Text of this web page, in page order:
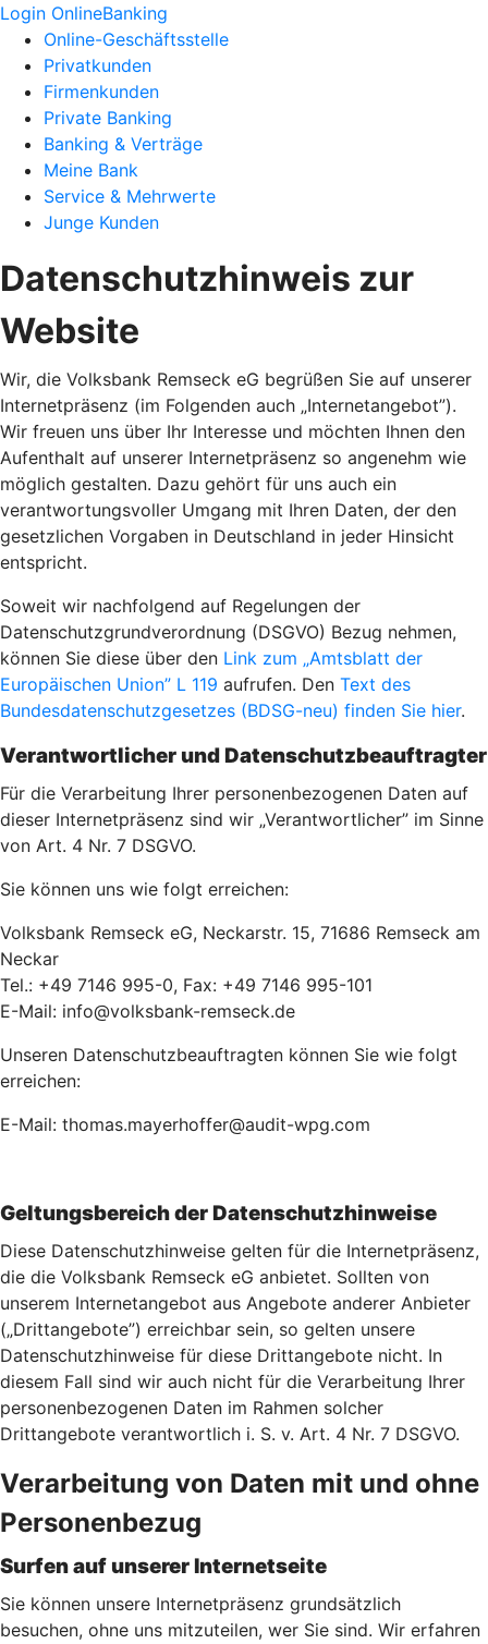
Login OnlineBanking
Online-Geschäftsstelle
Privatkunden
Firmenkunden
Private Banking
Banking & Verträge
Meine Bank
Service & Mehrwerte
Junge Kunden
Datenschutzhinweis zur
Website
Wir, die Volksbank Remseck eG begrüßen Sie auf unserer
Internetpräsenz (im Folgenden auch „Internetangebot”).
Wir freuen uns über Ihr Interesse und möchten Ihnen den
Aufenthalt auf unserer Internetpräsenz so angenehm wie
möglich gestalten. Dazu gehört für uns auch ein
verantwortungsvoller Umgang mit Ihren Daten, der den
gesetzlichen Vorgaben in Deutschland in jeder Hinsicht
entspricht.
Soweit wir nachfolgend auf Regelungen der
Datenschutzgrundverordnung (DSGVO) Bezug nehmen,
können Sie diese über den Link zum „Amtsblatt der
Europäischen Union” L 119 aufrufen. Den Text des
Bundesdatenschutzgesetzes (BDSG-neu) finden Sie hier.
Verantwortlicher und Datenschutzbeauftragter
Für die Verarbeitung Ihrer personenbezogenen Daten auf
dieser Internetpräsenz sind wir „Verantwortlicher” im Sinne
von Art. 4 Nr. 7 DSGVO.
Sie können uns wie folgt erreichen:
Volksbank Remseck eG, Neckarstr. 15, 71686 Remseck am
Neckar
Tel.: +49 7146 995-0, Fax: +49 7146 995-101
E-Mail: info@volksbank-remseck.de
Unseren Datenschutzbeauftragten können Sie wie folgt
erreichen:
E-Mail: thomas.mayerhoffer@audit-wpg.com
Geltungsbereich der Datenschutzhinweise
Diese Datenschutzhinweise gelten für die Internetpräsenz,
die die Volksbank Remseck eG anbietet. Sollten von
unserem Internetangebot aus Angebote anderer Anbieter
(„Drittangebote”) erreichbar sein, so gelten unsere
Datenschutzhinweise für diese Drittangebote nicht. In
diesem Fall sind wir auch nicht für die Verarbeitung Ihrer
personenbezogenen Daten im Rahmen solcher
Drittangebote verantwortlich i. S. v. Art. 4 Nr. 7 DSGVO.
Verarbeitung von Daten mit und ohne
Personenbezug
Surfen auf unserer Internetseite
Sie können unsere Internetpräsenz grundsätzlich
besuchen, ohne uns mitzuteilen, wer Sie sind. Wir erfahren